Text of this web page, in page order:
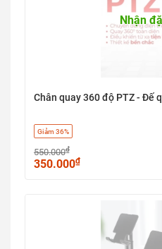
Nhận
Chân quay 360 độ PTZ - Đế
Giảm 36%
550.000₫
350.000₫